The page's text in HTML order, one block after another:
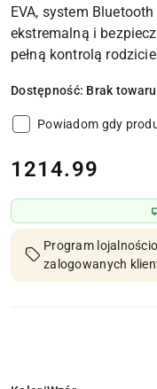
EVA, system
ekstremalną i
pełną kontrolą
Dostępność: Brak towaru
Powiadom gdy
cena:
1214.99
Program
zalogowanych